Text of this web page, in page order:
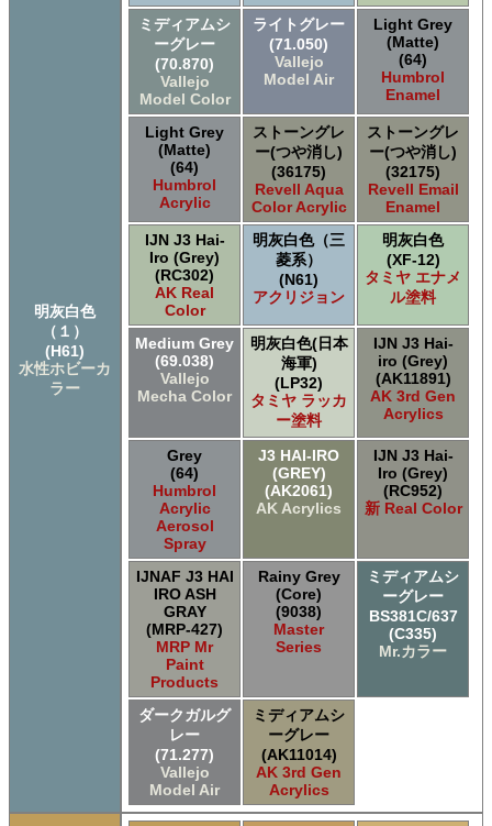
明灰白色
（１）
(H61)
水性ホビーカ
ラー
ミディアムシ
ーグレー
(70.870)
Vallejo
Model Color
ライトグレー
(71.050)
Vallejo
Model Air
Light Grey
(Matte)
(64)
Humbrol
Enamel
Light Grey
(Matte)
(64)
Humbrol
Acrylic
ストーングレ
ー(つや消し)
(36175)
Revell Aqua
Color Acrylic
ストーングレ
ー(つや消し)
(32175)
Revell Email
Enamel
IJN J3 Hai-
Iro (Grey)
(RC302)
AK Real
Color
明灰白色（三
菱系）
(N61)
アクリジョン
明灰白色
(XF-12)
タミヤ エナメ
ル塗料
Medium Grey
(69.038)
Vallejo
Mecha Color
明灰白色(日本
海軍)
(LP32)
タミヤ ラッカ
ー塗料
IJN J3 Hai-
iro (Grey)
(AK11891)
AK 3rd Gen
Acrylics
Grey
(64)
Humbrol
Acrylic
Aerosol
Spray
J3 HAI-IRO
(GREY)
(AK2061)
AK Acrylics
IJN J3 Hai-
Iro (Grey)
(RC952)
新 Real Color
IJNAF J3 HAI
IRO ASH
GRAY
(MRP-427)
MRP Mr
Paint
Products
Rainy Grey
(Core)
(9038)
Master
Series
ミディアムシ
ーグレー
BS381C/637
(C335)
Mr.カラー
ダークガルグ
レー
(71.277)
Vallejo
Model Air
ミディアムシ
ーグレー
(AK11014)
AK 3rd Gen
Acrylics